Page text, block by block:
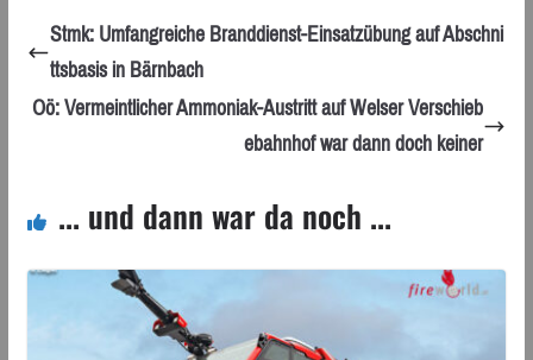
Stmk: Umfangreiche Branddienst-Einsatzübung auf Abschni
ttsbasis in Bärnbach
Oö: Vermeintlicher Ammoniak-Austritt auf Welser Verschieb
ebahnhof war dann doch keiner
... und dann war da noch ...